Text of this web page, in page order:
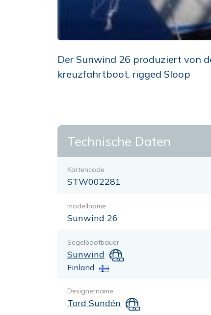
Der Sunwind 26 produziert von
kreuzfahrtboot, rigged Sloop
Technische Daten
Kartencode
STW002281
modellname
Sunwind 26
Segelbootbauer
Sunwind
Finland
Designername
Tord Sundén